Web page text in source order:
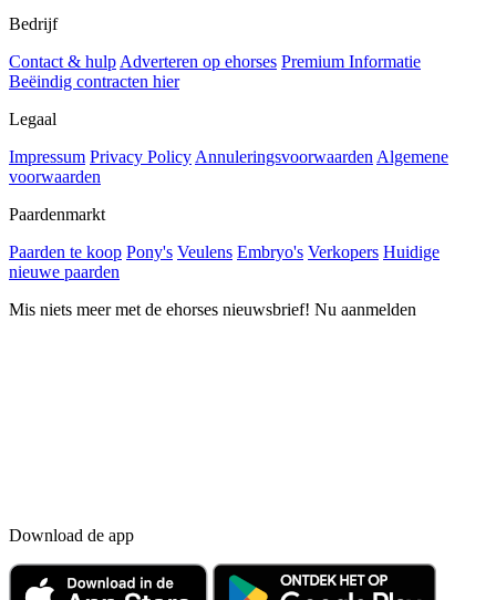
Bedrijf
Contact & hulp Adverteren op ehorses Premium Informatie
Beëindig contracten hier
Legaal
Impressum Privacy Policy Annuleringsvoorwaarden Algemene
voorwaarden
Paardenmarkt
Paarden te koop Pony's Veulens Embryo's Verkopers Huidige
nieuwe paarden
Mis niets meer met de ehorses nieuwsbrief! Nu aanmelden
Download de app